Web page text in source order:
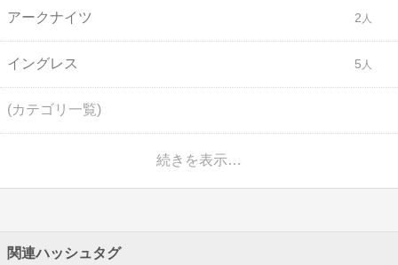
アークナイツ 2
イングレス 5
(カテゴリ一覧)
続きを表示…
関連ハッシュタグ